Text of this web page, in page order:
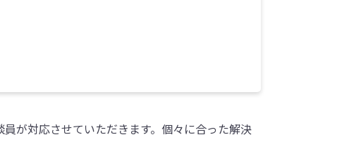
が対応させていただきます。個々に合った解決